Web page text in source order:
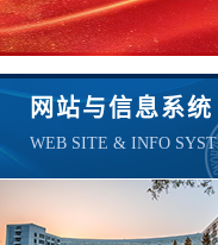
网站与信息系统
WEB SITE & INFO